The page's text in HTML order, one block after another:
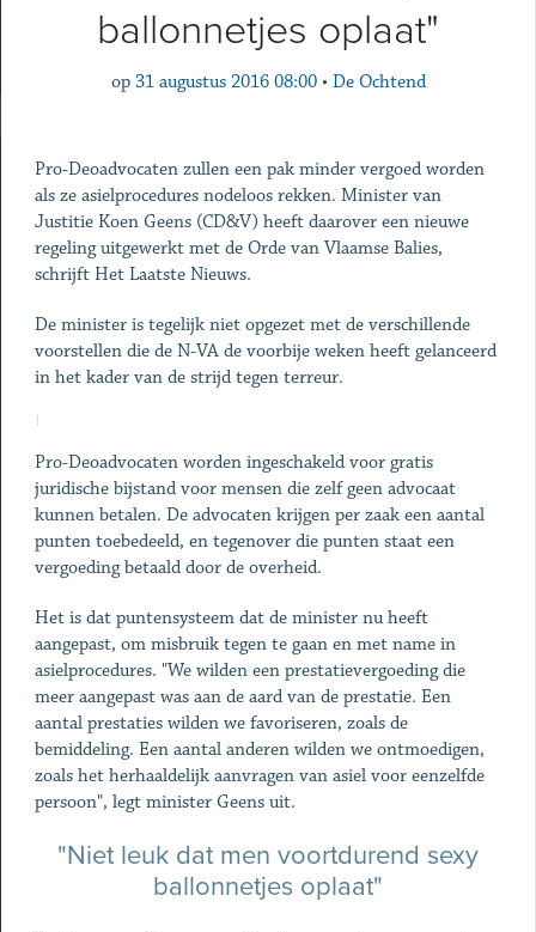
ballonnetjes oplaat"
op 31 augustus 2016 08:00 • De Ochtend
Pro-Deoadvocaten zullen een pak minder vergoed worden
als ze asielprocedures nodeloos rekken. Minister van
Justitie Koen Geens (CD&V) heeft daarover een nieuwe
regeling uitgewerkt met de Orde van Vlaamse Balies,
schrijft Het Laatste Nieuws.
De minister is tegelijk niet opgezet met de verschillende
voorstellen die de N-VA de voorbije weken heeft gelanceerd
in het kader van de strijd tegen terreur.
Pro-Deoadvocaten worden ingeschakeld voor gratis
juridische bijstand voor mensen die zelf geen advocaat
kunnen betalen. De advocaten krijgen per zaak een aantal
punten toebedeeld, en tegenover die punten staat een
vergoeding betaald door de overheid.
Het is dat puntensysteem dat de minister nu heeft
aangepast, om misbruik tegen te gaan en met name in
asielprocedures. "We wilden een prestatievergoeding die
meer aangepast was aan de aard van de prestatie. Een
aantal prestaties wilden we favoriseren, zoals de
bemiddeling. Een aantal anderen wilden we ontmoedigen,
zoals het herhaaldelijk aanvragen van asiel voor eenzelfde
persoon", legt minister Geens uit.
"Niet leuk dat men voortdurend sexy
ballonnetjes oplaat"